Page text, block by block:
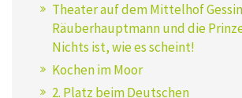
Theater auf dem Mittelhof
Räuberhauptmann und die
Nichts ist, wie es scheint!
Kochen im Moor
2. Platz beim Deutschen